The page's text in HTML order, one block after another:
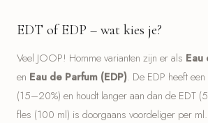
EDT of EDP – wat kies je?
Veel JOOP! Homme varianten zijn er als Eau
en Eau de Parfum (EDP). De EDP heeft
(15–20%) en houdt langer aan dan de EDT
fles (100 ml) is doorgaans voordeliger per